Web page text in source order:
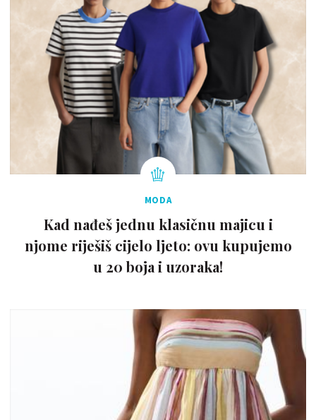
MODA
Kad nađeš jednu klasičnu majicu i
njome riješiš cijelo ljeto: ovu kupujemo
u 20 boja i uzoraka!